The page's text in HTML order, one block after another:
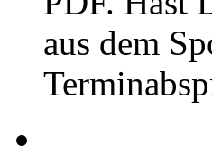
aus dem